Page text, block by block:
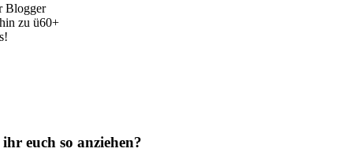
Blogger
zu ü60+
euch so anziehen?